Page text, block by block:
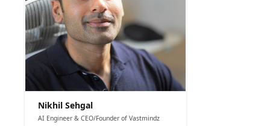
Nikhil Sehgal
AI Engineer & CEO/Founder of Vastmindz